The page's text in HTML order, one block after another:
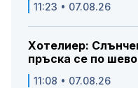
11:23 • 07.08.26
Хотелиер:
пръска се по
11:08 • 07.08.26